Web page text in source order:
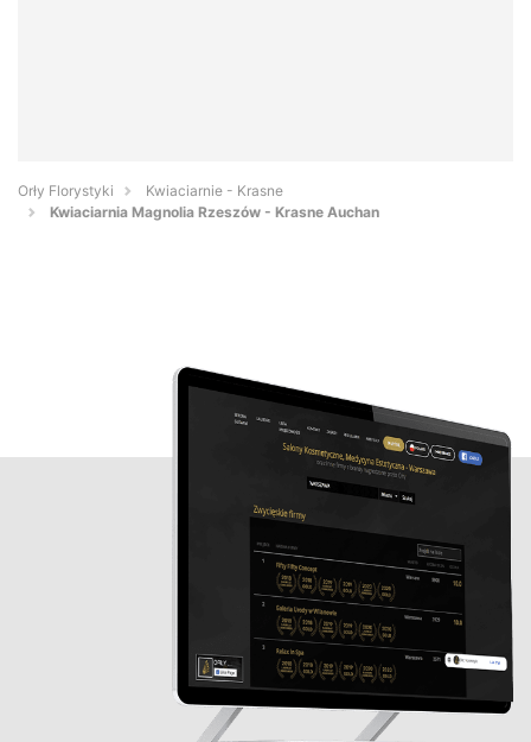
Orły Florystyki
Kwiaciarnie - Krasne
Kwiaciarnia Magnolia Rzeszów - Krasne Auchan